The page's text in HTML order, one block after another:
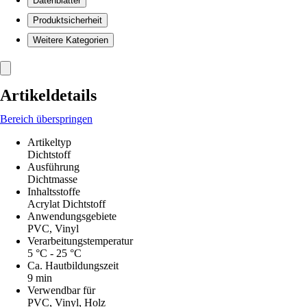
Produktsicherheit
Weitere Kategorien
Artikeldetails
Bereich überspringen
Artikeltyp
Dichtstoff
Ausführung
Dichtmasse
Inhaltsstoffe
Acrylat Dichtstoff
Anwendungsgebiete
PVC, Vinyl
Verarbeitungstemperatur
5 °C - 25 °C
Ca. Hautbildungszeit
9 min
Verwendbar für
PVC, Vinyl, Holz